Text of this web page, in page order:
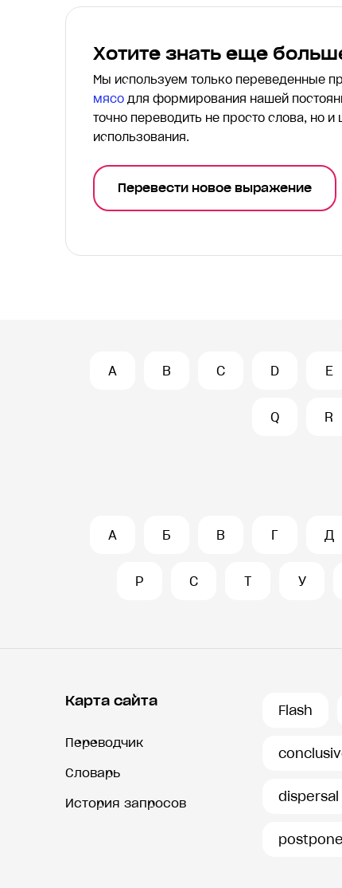
Хотите знать еще
Мы используем только переведенные
мясо для формирования нашей
точно переводить не просто слова, но
использования.
Перевести новое выражение
A B C D E
Q R
А Б В Г Д
Р С Т У
Карта сайта
Переводчик
Словарь
История запросов
Flash
dispersal
postpone